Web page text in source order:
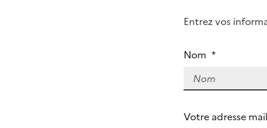
u
ê
-
Entrez vos
Nom *
Votre adresse